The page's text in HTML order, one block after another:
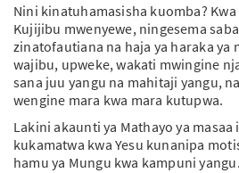
Nini kinatuhamasisha kuomba?
Kujijibu mwenyewe, ningesema
zinatofautiana na haja ya haraka ya
wajibu, upweke, wakati mwingine
sana juu yangu na mahitaji yangu,
wengine mara kwa mara kutupwa.
Lakini akaunti ya Mathayo ya masaa
kukamatwa kwa Yesu kunanipa
hamu ya Mungu kwa kampuni yangu.